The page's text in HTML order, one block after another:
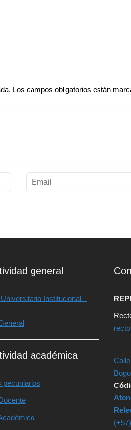
Los campos obligatorios están
general
Institucional –
académica
pecuniarios